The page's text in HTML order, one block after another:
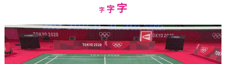
字Decrease
size.
字Reset
size.
字Increase
size.